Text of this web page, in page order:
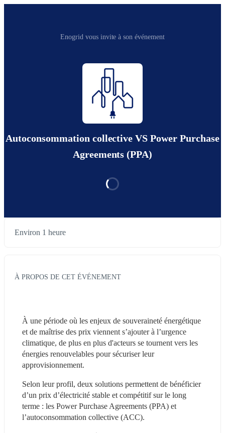
Enogrid vous invite à son événement
Autoconsommation collective VS Power Purchase
Agreements (PPA)
Environ 1 heure
À PROPOS DE CET ÉVÉNEMENT
À une période où les enjeux de souveraineté énergétique
et de maîtrise des prix viennent s’ajouter à l’urgence
climatique, de plus en plus d'acteurs se tournent vers les
énergies renouvelables pour sécuriser leur
approvisionnement.
Selon leur profil, deux solutions permettent de bénéficier
d’un prix d’électricité stable et compétitif sur le long
terme : les Power Purchase Agreements (PPA) et
l’autoconsommation collective (ACC).